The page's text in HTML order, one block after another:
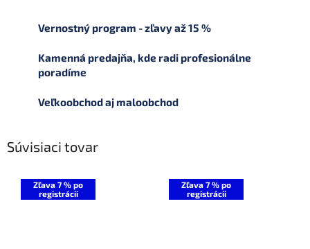
Vernostný program - zľavy až 15 %
Kamenná predajňa, kde radi profesionálne
poradíme
Veľkoobchod aj maloobchod
Súvisiaci tovar
Zľava 7 % po
registrácii
Zľava 7 % po
registrácii